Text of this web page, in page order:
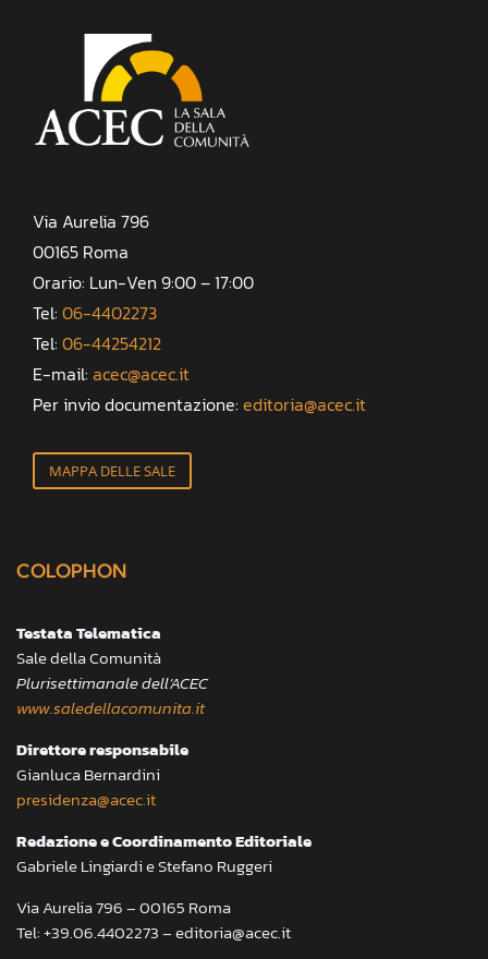
Via Aurelia 796
00165 Roma
Orario: Lun-Ven 9:00 – 17:00
Tel: 06-4402273
Tel: 06-44254212
E-mail: acec@acec.it
Per invio documentazione: editoria@acec.it
MAPPA DELLE SALE
COLOPHON
Testata Telematica
Sale della Comunità
Plurisettimanale dell’ACEC
www.saledellacomunita.it
Direttore responsabile
Gianluca Bernardini
presidenza@acec.it
Redazione e Coordinamento Editoriale
Gabriele Lingiardi e Stefano Ruggeri
Via Aurelia 796 – 00165 Roma
Tel: +39.06.4402273 – editoria@acec.it